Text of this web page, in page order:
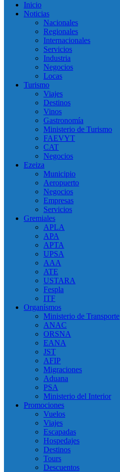
Inicio
Noticias
Nacionales
Regionales
Internacionales
Servicios
Industria
Negocios
Locas
Turismo
Viajes
Destinos
Vinos
Gastronomía
Ministerio de Turismo
FAEVYT
CAT
Negocios
Ezeiza
Municipio
Aeropuerto
Negocios
Empresas
Servicios
Gremiales
APLA
APA
APTA
UPSA
AAA
ATE
USTARA
Fespla
ITF
Organísmos
Ministerio de Transporte
ANAC
ORSNA
EANA
JST
AFIP
Migraciones
Aduana
PSA
Ministerio del Interior
Promociones
Vuelos
Viajes
Escapadas
Hospedajes
Destinos
Tours
Descuentos